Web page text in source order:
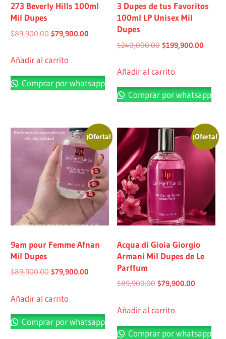
273 Beverly Hills 100ml
Mil Dupes
$89,900.00 $79,900.00
Añadir al carrito
Comprar por whatsapp
3 Dupes de tus Favoritos
100ml LP Unisex Mil
Dupes
$240,000.00 $199,900.00
Añadir al carrito
Comprar por whatsapp
¡Oferta!
9am pour Femme Afnan
Mil Dupes
$89,900.00 $79,900.00
Añadir al carrito
Comprar por whatsapp
¡Oferta!
Acqua di Gioia Giorgio
Armani Mil Dupes de Le
Parffum
$89,900.00 $79,900.00
Añadir al carrito
Comprar por whatsapp